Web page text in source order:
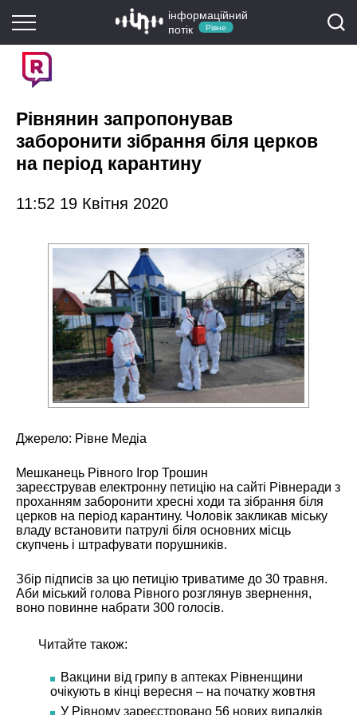
інформаційний
потік
Рівне
Рівнянин запропонував
заборонити зібрання біля церков
на період карантину
11:52 19 Квітня 2020
Джерело: Рівне Медіа
Мешканець Рівного Ігор Трошин
зареєстрував електронну петицію на сайті Рівнеради з
проханням заборонити хресні ходи та зібрання біля
церков на період карантину. Чоловік закликав міську
владу встановити патрулі біля основних місць
скупчень і штрафувати порушників.
Збір підписів за цю петицію триватиме до 30 травня.
Аби міський голова Рівного розглянув звернення,
воно повинне набрати 300 голосів.
Читайте також:
Вакцини від грипу в аптеках Рівненщини
очікують в кінці вересня – на початку жовтня
У Рівному зареєстровано 56 нових випадків